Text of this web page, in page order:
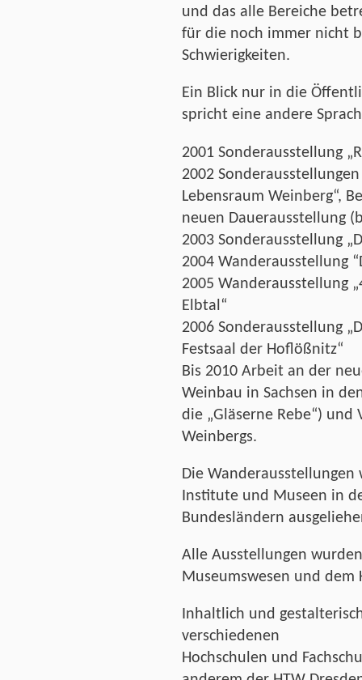
und das alle Bereiche
für die noch immer nicht
Schwierigkeiten.
Ein Blick nur in die
spricht eine andere
2001 Sonderausstellung
2002
Lebensraum Weinberg“,
neuen Dauerausstellung
2003 Sonderausstellung
2004 Wanderausstellung
2005 Wanderausstellung
Elbtal“
2006 Sonderausstellung
Festsaal der Hoflößnitz“
Bis 2010 Arbeit an der
Weinbau in Sachsen in
die „Gläserne Rebe“)
Weinbergs.
Die
Institute und Museen in
Bundesländern
Alle Ausstellungen
Museumswesen und
Inhaltlich und
verschiedenen
Hochschulen und